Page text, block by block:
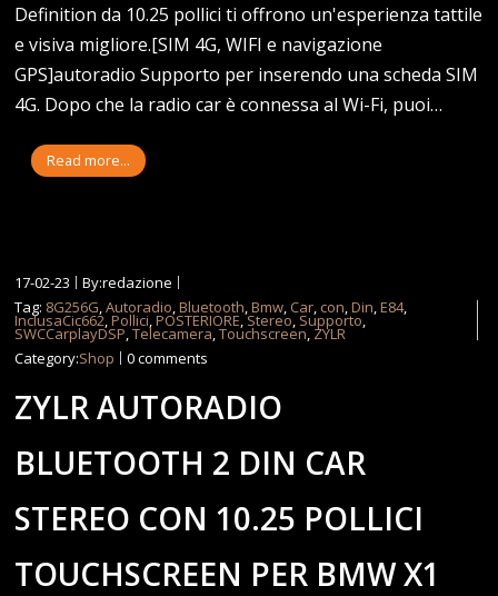
Definition da 10.25 pollici ti offrono un'esperienza tattile
e visiva migliore.[SIM 4G, WIFI e navigazione
GPS]autoradio Supporto per inserendo una scheda SIM
4G. Dopo che la radio car è connessa al Wi-Fi, puoi…
Read more...
17-02-23
By:redazione
Tag: 8G256G,Autoradio,Bluetooth,Bmw, Car, con,Din,E84,
InclusaCic662,Pollici,POSTERIORE,Stereo, Supporto,
SWCCarplayDSP,Telecamera,Touchscreen, ZYLR
Category:Shop 0 comments
ZYLR AUTORADIO
BLUETOOTH 2 DIN CAR
STEREO CON 10.25 POLLICI
TOUCHSCREEN PER BMW X1